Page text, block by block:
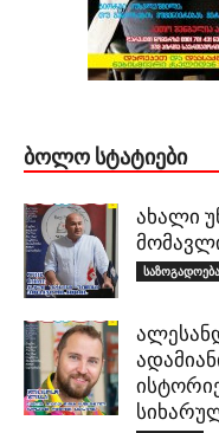
ᲑᲝᲚᲝ ᲡᲢᲐᲢᲘᲔᲑᲘ
ახალი
საზოგადოება